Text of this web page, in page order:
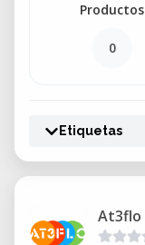
Productos
0
Etiquetas
At3flo